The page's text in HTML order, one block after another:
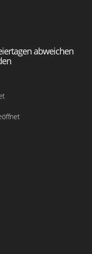
abweichen